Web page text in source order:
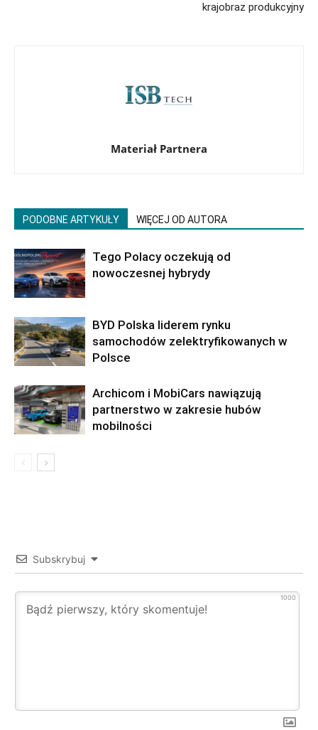
krajobraz produkcyjny
Materiał Partnera
PODOBNE ARTYKUŁY WIĘCEJ OD AUTORA
Tego Polacy oczekują od
nowoczesnej hybrydy
BYD Polska liderem rynku
samochodów zelektryfikowanych w
Polsce
Archicom i MobiCars nawiązują
partnerstwo w zakresie hubów
mobilności
Subskrybuj
1000